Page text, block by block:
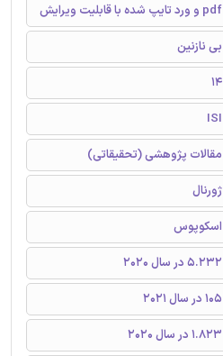
pdf و ورد تایپ شده با قابلیت ویرایش
بی نازنین
14
ISI
مقالات پژوهشی (تحقیقاتی)
ژورنال
اسکوپوس
5.232 در سال 2020
105 در سال 2021
1.823 در سال 2020